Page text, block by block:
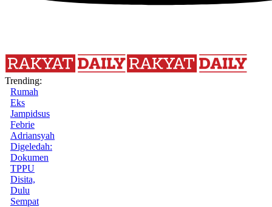
Trending:
Rumah
Eks
Jampidsus
Febrie
Adriansyah
Digeledah:
Dokumen
TPPU
Disita,
Dulu
Sempat